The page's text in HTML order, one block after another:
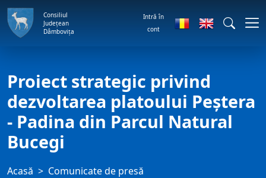
Consiliul
Județean
Dâmbovița
Intră în
cont
Proiect strategic privind
dezvoltarea platoului Peștera
- Padina din Parcul Natural
Bucegi
Acasă
Comunicate de presă